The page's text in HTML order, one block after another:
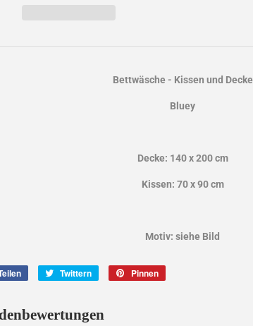
Bettwäsche - Kissen und Decke
Bluey
Decke: 140 x 200 cm
Kissen: 70 x 90 cm
Motiv: siehe Bild
Twittern Pinnen